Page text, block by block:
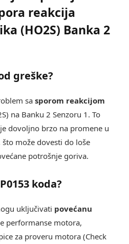
reakcija
(HO2S) Banka 2
greške?
sa sporom reakcijom
na Banku 2 Senzoru 1. To
dovoljno brzo na promene u
može dovesti do loše
potrošnje goriva.
koda?
uključivati povećanu
performanse motora,
za proveru motora (Check